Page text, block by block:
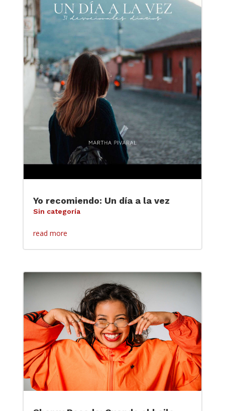
Yo recomiendo: Un día a la vez
Sin categoría
read more